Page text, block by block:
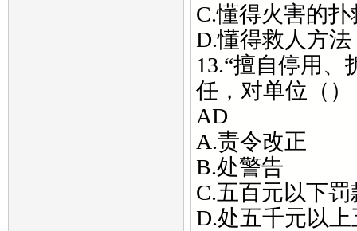
C.懂得火害的扑
D.懂得救人方法
13.“擅自停用
任，对单位（）
AD
A.责令改正
B.处警告
C.五百元以下罚
D.处五千元以